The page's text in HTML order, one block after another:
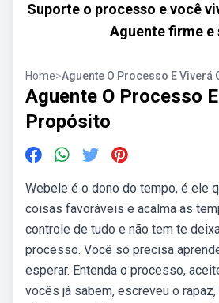
Suporte o processo e você
Aguente firme e
Home>Aguente O Processo E Viverá
Aguente O Processo
Propósito
Webele é o dono do tempo, é ele
coisas favoráveis e acalma as
controle de tudo e não tem te
processo. Você só precisa
esperar. Entenda o processo,
vocês já sabem, escreveu o rapaz,